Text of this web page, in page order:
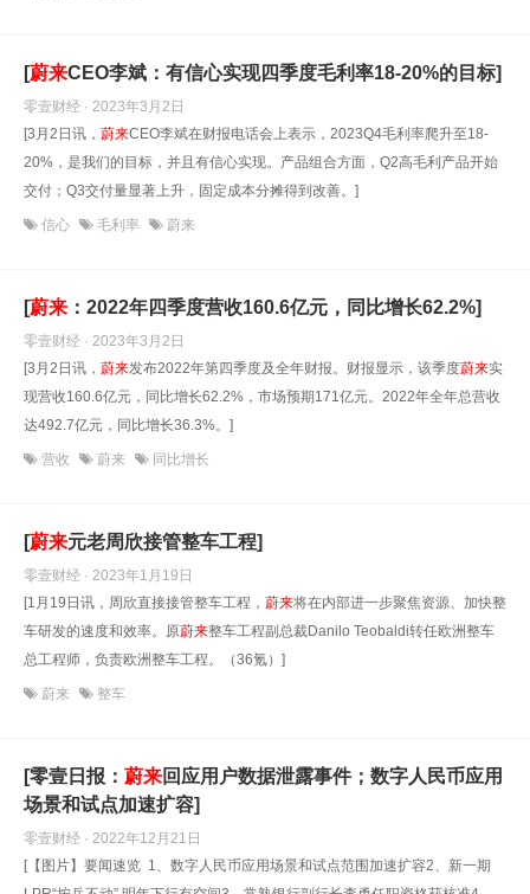
[蔚来CEO李斌：有信心实现四季度毛利率18-20%的目标]
零壹财经 · 2023年3月2日
[3月2日讯， 蔚来CEO李斌在财报电话会上表示，2023Q4毛利率爬升至18-
20%，是我们的目标，并且有信心实现。产品组合方面，Q2高毛利产品开始
交付；Q3交付量显著上升，固定成本分摊得到改善。]
信心 毛利率 蔚来
[蔚来 ：2022年四季度营收160.6亿元，同比增长62.2%]
零壹财经 · 2023年3月2日
[3月2日讯， 蔚来发布2022年第四季度及全年财报。财报显示，该季度蔚来实
现营收160.6亿元，同比增长62.2%，市场预期171亿元。2022年全年总营收
达492.7亿元，同比增长36.3%。]
营收 蔚来 同比增长
[蔚来元老周欣接管整车工程]
零壹财经 · 2023年1月19日
[1月19日讯，周欣直接接管整车工程， 蔚来将在内部进一步聚焦资源、加快整
车研发的速度和效率。原蔚来整车工程副总裁Danilo Teobaldi转任欧洲整车
总工程师，负责欧洲整车工程。（36氪）]
蔚来 整车
[零壹日报： 蔚来回应用户数据泄露事件；数字人民币应用
场景和试点加速扩容]
零壹财经 · 2022年12月21日
[【图片】要闻速览 1、数字人民币应用场景和试点范围加速扩容2、新一期